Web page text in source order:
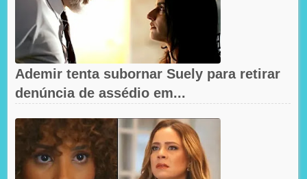
Ademir tenta subornar Suely para retirar
denúncia de assédio em...